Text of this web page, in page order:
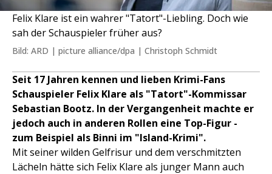
Felix Klare ist ein wahrer "Tatort"-Liebling. Doch wie
sah der Schauspieler früher aus?
Bild: ARD | picture alliance/dpa | Christoph Schmidt
Seit 17 Jahren kennen und lieben Krimi-Fans
Schauspieler Felix Klare als "Tatort"-Kommissar
Sebastian Bootz. In der Vergangenheit machte er
jedoch auch in anderen Rollen eine Top-Figur -
zum Beispiel als Binni im "Island-Krimi".
Mit seiner wilden Gelfrisur und dem verschmitzten
Lächeln hätte sich Felix Klare als junger Mann auch